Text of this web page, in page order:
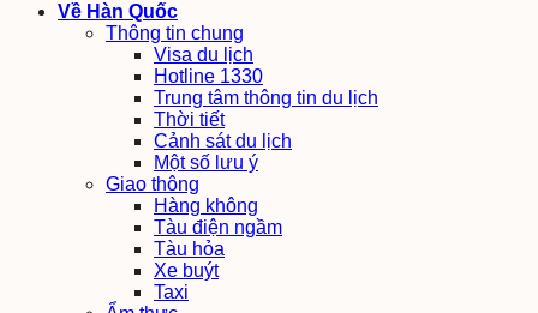
Về Hàn Quốc
Thông tin chung
Visa du lịch
Hotline 1330
Trung tâm thông tin du lịch
Thời tiết
Cảnh sát du lịch
Một số lưu ý
Giao thông
Hàng không
Tàu điện ngầm
Tàu hỏa
Xe buýt
Taxi